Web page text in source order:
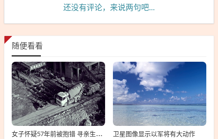
还没有评论，来说两句吧...
随便看看
女子怀疑57年前被抱错 寻亲生父母 卫星图像显示以军将有大动作